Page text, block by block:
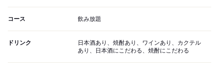
コース 飲み放題
ドリンク
日本酒あり、焼酎あり、ワインあり、カクテル
あり、日本酒にこだわる、焼酎にこだわる